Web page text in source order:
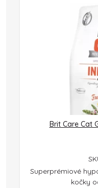
Brit Care Cat
Superprémiové
kočky